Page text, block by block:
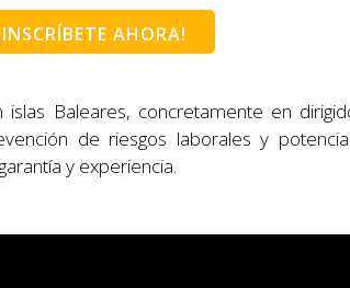
AHORA!
Baleares, concretamente en
de riesgos laborales y
y experiencia.